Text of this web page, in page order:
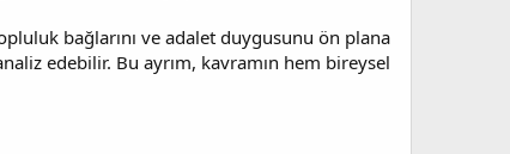
bağlarını ve adalet duygusunu ön plana
edebilir. Bu ayrım, kavramın hem bireysel